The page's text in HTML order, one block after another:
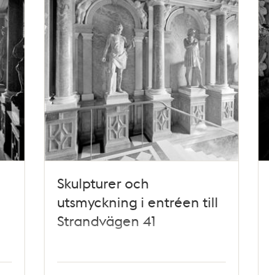
Skulpturer och
utsmyckning i entréen till
Strandvägen 41